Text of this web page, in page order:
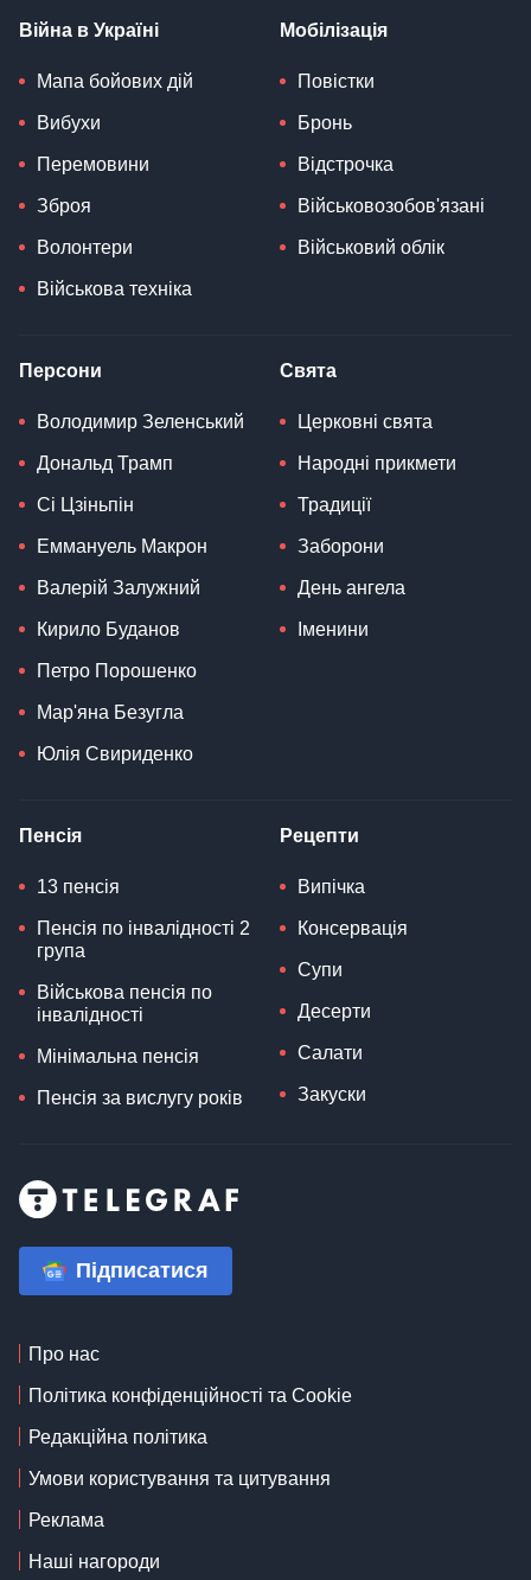
Війна в Україні
Мапа бойових дій
Вибухи
Перемовини
Зброя
Волонтери
Військова техніка
Мобілізація
Повістки
Бронь
Відстрочка
Військовозобов'язані
Військовий облік
Персони
Володимир Зеленський
Дональд Трамп
Сі Цзіньпін
Еммануель Макрон
Валерій Залужний
Кирило Буданов
Петро Порошенко
Мар'яна Безугла
Юлія Свириденко
Свята
Церковні свята
Народні прикмети
Традиції
Заборони
День ангела
Іменини
Пенсія
13 пенсія
Пенсія по інвалідності 2
група
Військова пенсія по
інвалідності
Мінімальна пенсія
Пенсія за вислугу років
Рецепти
Випічка
Консервація
Супи
Десерти
Салати
Закуски
Підписатися
Про нас
Політика конфіденційності та Cookie
Редакційна політика
Умови користування та цитування
Реклама
Наші нагороди